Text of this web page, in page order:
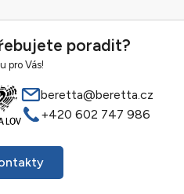
poradit?
pro Vás!
beretta@beretta.cz
+420 602 747 986